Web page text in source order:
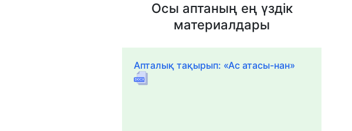
Осы аптаның ең үздік
материалдары
Апталық тақырып: «Ас атасы-нан»